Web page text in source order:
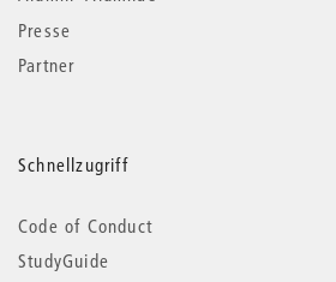
Presse
Partner
Schnellzugriff
Code of Conduct
StudyGuide